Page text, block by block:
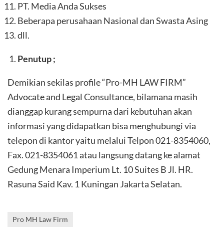
PT. Media Anda Sukses
Beberapa perusahaan Nasional dan Swasta Asing
dll.
Penutup ;
Demikian sekilas profile “Pro-MH LAW FIRM”
Advocate and Legal Consultance, bilamana masih
dianggap kurang sempurna dari kebutuhan akan
informasi yang didapatkan bisa menghubungi via
telepon di kantor yaitu melalui Telpon 021-8354060,
Fax. 021-8354061 atau langsung datang ke alamat
Gedung Menara Imperium Lt. 10 Suites B Jl. HR.
Rasuna Said Kav. 1 Kuningan Jakarta Selatan.
Pro MH Law Firm